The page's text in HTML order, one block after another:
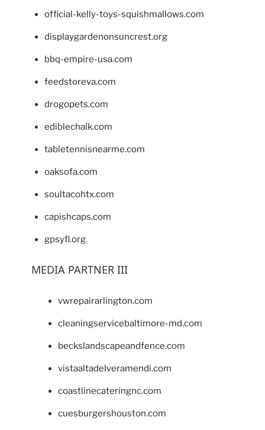
official-kelly-toys-squishmallows.com
displaygardenonsuncrest.org
bbq-empire-usa.com
feedstoreva.com
drogopets.com
ediblechalk.com
tabletennisnearme.com
oaksofa.com
soultacohtx.com
capishcaps.com
gpsyfl.org
MEDIA PARTNER III
vwrepairarlington.com
cleaningservicebaltimore-md.com
beckslandscapeandfence.com
vistaaltadelveramendi.com
coastlinecateringnc.com
cuesburgershouston.com